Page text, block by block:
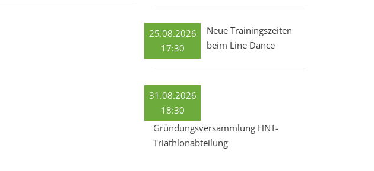
25.08.2026
17:30
Neue Trainingszeiten
beim Line Dance
31.08.2026
18:30
Gründungsversammlung HNT-
Triathlonabteilung